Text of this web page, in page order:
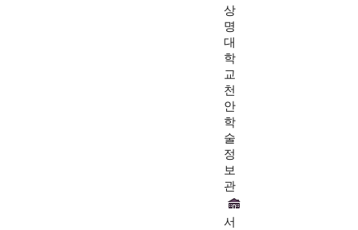
상
명
대
학
교
천
안
학
술
정
보
관
서